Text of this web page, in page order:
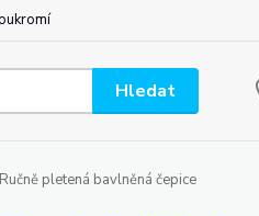
Hledat
Ručně pletená bavlněná čepice